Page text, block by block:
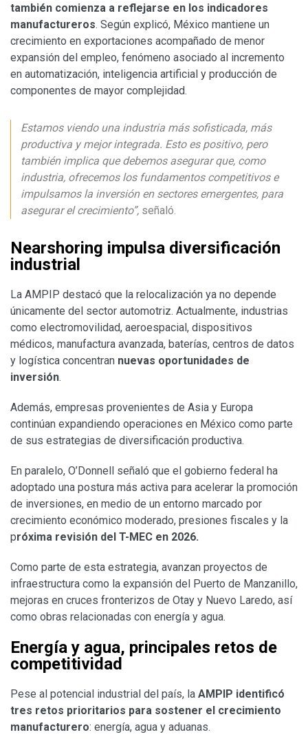
también comienza a reflejarse en los indicadores
manufactureros. Según explicó, México mantiene un
crecimiento en exportaciones acompañado de menor
expansión del empleo, fenómeno asociado al incremento
en automatización, inteligencia artificial y producción de
componentes de mayor complejidad.
Estamos viendo una industria más sofisticada, más
productiva y mejor integrada. Esto es positivo, pero
también implica que debemos asegurar que, como
industria, ofrecemos los fundamentos competitivos e
impulsamos la inversión en sectores emergentes, para
asegurar el crecimiento”, señaló.
Nearshoring impulsa diversificación
industrial
La AMPIP destacó que la relocalización ya no depende
únicamente del sector automotriz. Actualmente, industrias
como electromovilidad, aeroespacial, dispositivos
médicos, manufactura avanzada, baterías, centros de datos
y logística concentran nuevas oportunidades de
inversión.
Además, empresas provenientes de Asia y Europa
continúan expandiendo operaciones en México como parte
de sus estrategias de diversificación productiva.
En paralelo, O’Donnell señaló que el gobierno federal ha
adoptado una postura más activa para acelerar la promoción
de inversiones, en medio de un entorno marcado por
crecimiento económico moderado, presiones fiscales y la
próxima revisión del T-MEC en 2026.
Como parte de esta estrategia, avanzan proyectos de
infraestructura como la expansión del Puerto de Manzanillo,
mejoras en cruces fronterizos de Otay y Nuevo Laredo, así
como obras relacionadas con energía y agua.
Energía y agua, principales retos de
competitividad
Pese al potencial industrial del país, la AMPIP identificó
tres retos prioritarios para sostener el crecimiento
manufacturero: energía, agua y aduanas.